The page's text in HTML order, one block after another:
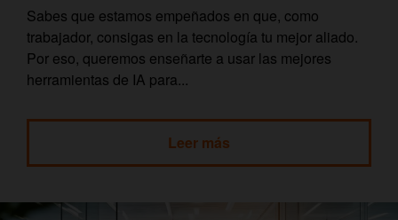
Sabes que estamos empeñados en que, como
trabajador, consigas en la tecnología tu mejor aliado.
Por eso, queremos enseñarte a usar las mejores
herramientas de IA para...
Leer más